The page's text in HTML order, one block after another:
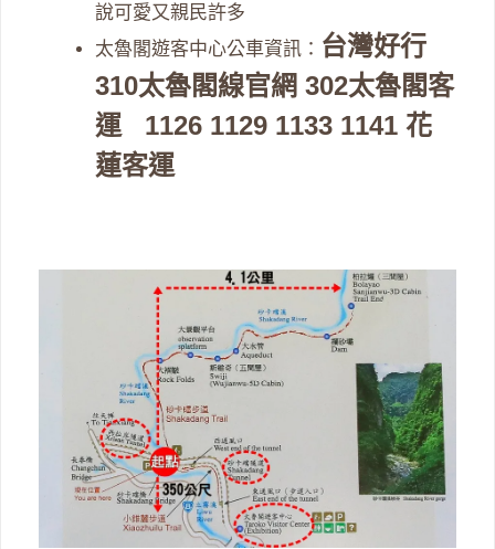
說可愛又親民許多
太魯閣遊客中心公車資訊： 台灣好行
310太魯閣線官網 302太魯閣客
運
1126 1129 1133 1141 花
蓮客運